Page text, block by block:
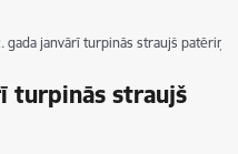
gada janvārī turpinās straujš patēriņa
turpinās straujš